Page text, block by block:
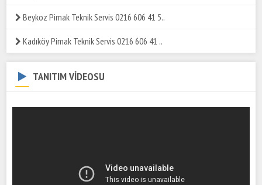
Beykoz Pimak Teknik Servis 0216 606 41 5..
Kadıköy Pimak Teknik Servis 0216 606 41 ..
TANITIM VİDEOSU